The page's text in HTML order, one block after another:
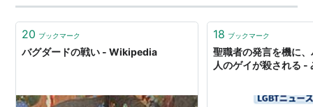
20 ブックマーク
バグダードの戦い - Wikipedia
18 ブックマーク
聖職者の発言を機に
人のゲイが殺される -